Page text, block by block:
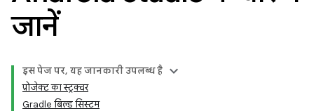
जानें
इस पेज पर, यह जानकारी उपलब्ध है
प्रोजेक्ट का स्ट्रक्चर
Gradle बिल्ड सिस्टम